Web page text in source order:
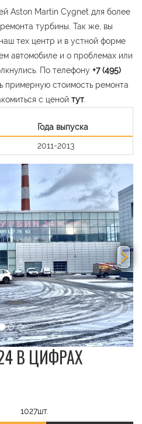
Aston Martin Cygnet для более
турбины. Так же, вы
тех центр и в устной форме
автомобиле и о проблемах или
По телефону +7 (495)
примерную стоимость ремонта
с ценой тут
Года выпуска
2011-2013
В ЦИФРАХ
1027шт.